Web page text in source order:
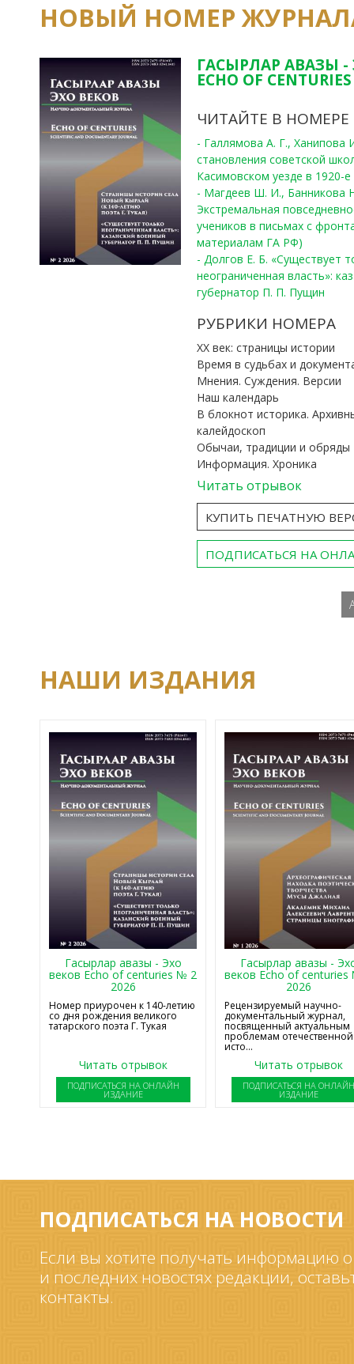
НОВЫЙ НОМЕР
ГАСЫРЛАР АВАЗЫ -
ECHO OF
ЧИТАЙТЕ В НОМЕРЕ
- Галлямова А. Г.,
становления советской
Касимовском уезде в 1920-е
- Магдеев Ш. И., Банникова
Экстремальная
учеников в письмах с
материалам ГА РФ)
- Долгов Е. Б. «Существует
неограниченная власть»:
губернатор П. П. Пущин
РУБРИКИ НОМЕРА
ХХ век: страницы истории
Время в судьбах и
Мнения. Суждения. Версии
Наш календарь
В блокнот историка.
калейдоскоп
Обычаи, традиции и обряды
Информация. Хроника
Читать отрывок
КУПИТЬ ПЕЧАТНУЮ
ПОДПИСАТЬСЯ НА
НАШИ ИЗДАНИЯ
Гасырлар авазы - Эхо
веков Echo of centuries № 2
2026
Номер приурочен к 140-летию
со дня рождения великого
татарского поэта Г. Тукая
Читать отрывок
ПОДПИСАТЬСЯ НА ОНЛАЙН
ИЗДАНИЕ
Гасырлар авазы -
веков Echo of
2026
Рецензируемый научно-
документальный журнал,
посвященный актуальным
проблемам отечественной
исто...
Читать отрывок
ПОДПИСАТЬСЯ НА
ИЗДАНИЕ
ПОДПИСАТЬСЯ НА НОВОСТИ
Если вы хотите получать информацию
и последних новостях редакции,
контакты.